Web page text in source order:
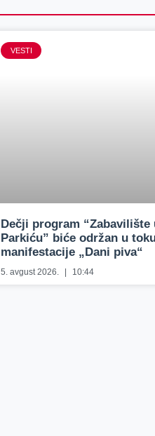
VESTI
Dečji program “Zabavilište
Parkiću” biće održan u
manifestacije „Dani piva“
5. avgust 2026. 10:44